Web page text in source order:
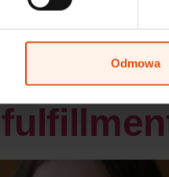
Odmowa
enterprises with